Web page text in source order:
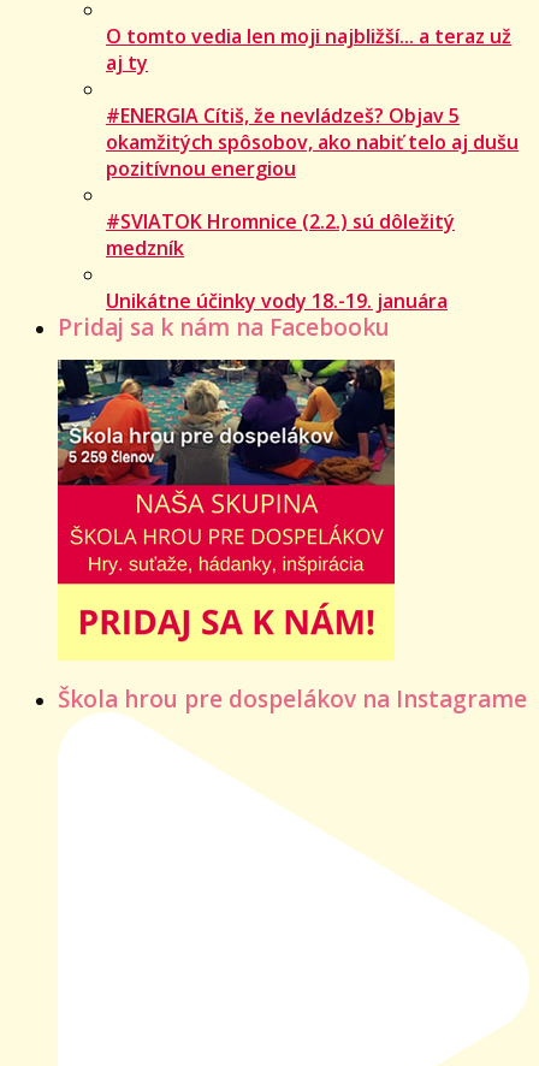
O tomto vedia len moji najbližší... a teraz už
aj ty
#ENERGIA Cítiš, že nevládzeš? Objav 5
okamžitých spôsobov, ako nabiť telo aj dušu
pozitívnou energiou
#SVIATOK Hromnice (2.2.) sú dôležitý
medzník
Unikátne účinky vody 18.-19. januára
Pridaj sa k nám na Facebooku
Škola hrou pre dospelákov na Instagrame